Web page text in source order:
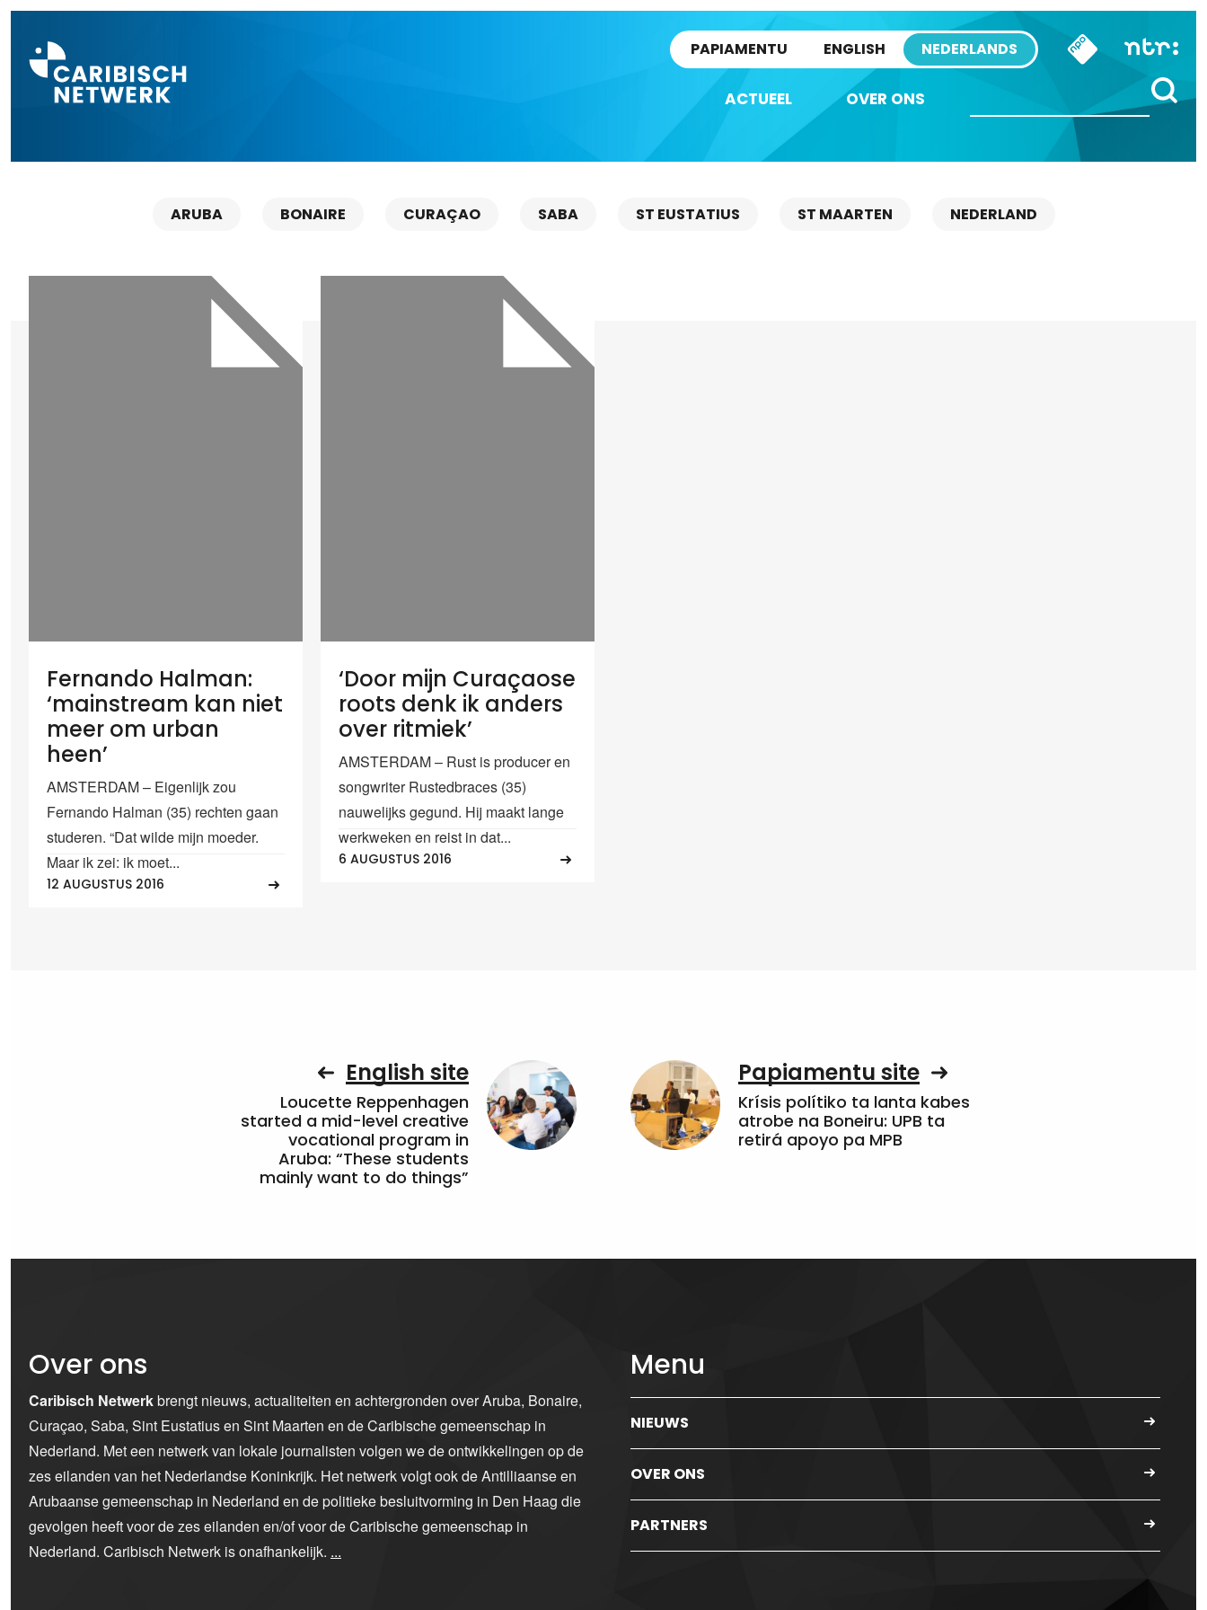
PAPIAMENTU ENGLISH NEDERLANDS
ACTUEEL OVER ONS
ARUBA BONAIRE CURAÇAO SABA ST EUSTATIUS ST MAARTEN NEDERLAND
Fernando Halman:
‘mainstream kan niet
meer om urban
heen’
AMSTERDAM – Eigenlijk zou
Fernando Halman (35) rechten gaan
studeren. “Dat wilde mijn moeder.
Maar ik zei: ik moet...
12 AUGUSTUS 2016
‘Door mijn Curaçaose
roots denk ik anders
over ritmiek’
AMSTERDAM – Rust is producer en
songwriter Rustedbraces (35)
nauwelijks gegund. Hij maakt lange
werkweken en reist in dat...
6 AUGUSTUS 2016
English site
Loucette Reppenhagen
started a mid-level creative
vocational program in
Aruba: “These students
mainly want to do things”
Papiamentu site
Krísis polítiko ta lanta kabes
atrobe na Boneiru: UPB ta
retirá apoyo pa MPB
Over ons
Caribisch Netwerkbrengt nieuws, actualiteiten en achtergronden over Aruba, Bonaire,
Curaçao, Saba, Sint Eustatius en Sint Maarten en de Caribische gemeenschap in
Nederland. Met een netwerk van lokale journalisten volgen we de ontwikkelingen op de
zes eilanden van het Nederlandse Koninkrijk. Het netwerk volgt ook de Antilliaanse en
Arubaanse gemeenschap in Nederland en de politieke besluitvorming in Den Haag die
gevolgen heeft voor de zes eilanden en/of voor de Caribische gemeenschap in
Nederland. Caribisch Netwerk is onafhankelijk. ...
Menu
NIEUWS
OVER ONS
PARTNERS